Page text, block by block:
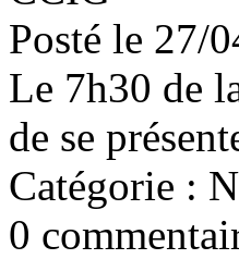
Posté le 27/
Le 7h30 de
de se
Catégorie :
0